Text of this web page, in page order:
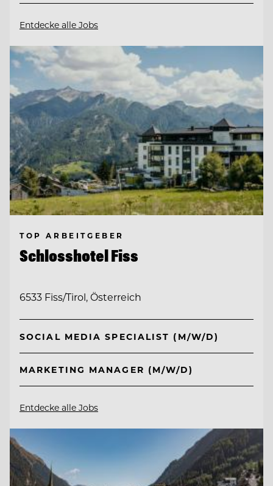
Entdecke alle Jobs
TOP ARBEITGEBER
Schlosshotel Fiss
6533 Fiss/Tirol, Österreich
SOCIAL MEDIA SPECIALIST (M/W/D)
MARKETING MANAGER (M/W/D)
Entdecke alle Jobs